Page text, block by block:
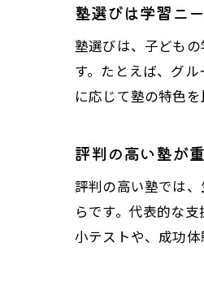
塾選びは学習ニ
塾選びは、子ども
す。たとえば、グ
に応じて塾の特色
評判の高い塾が
評判の高い塾では
らです。代表的な
小テストや、成功